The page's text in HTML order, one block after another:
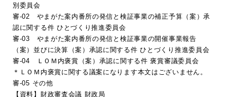
別委員会
審-02 やまがた案内番所の発信と検証事業の補正予算（案）承
認に関する件 ひとづくり推進委員会
審-03 やまがた案内番所の発信と検証事業の開催事業報告
（案）並びに決算（案）承認に関する件 ひとづくり推進委員会
審-04 ＬＯＭ内褒賞（案）承認に関する件 褒賞審議委員会
＊ＬＯＭ内褒賞に関する議案になります本文はございません。
審-05 その他
【資料】財政審査会議 財政局